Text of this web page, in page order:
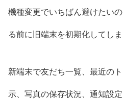
機種変更でいちばん避けたい
る前に旧端末を初期化してしま
新端末で友だち一覧、最近の
示、写真の保存状況、通知設